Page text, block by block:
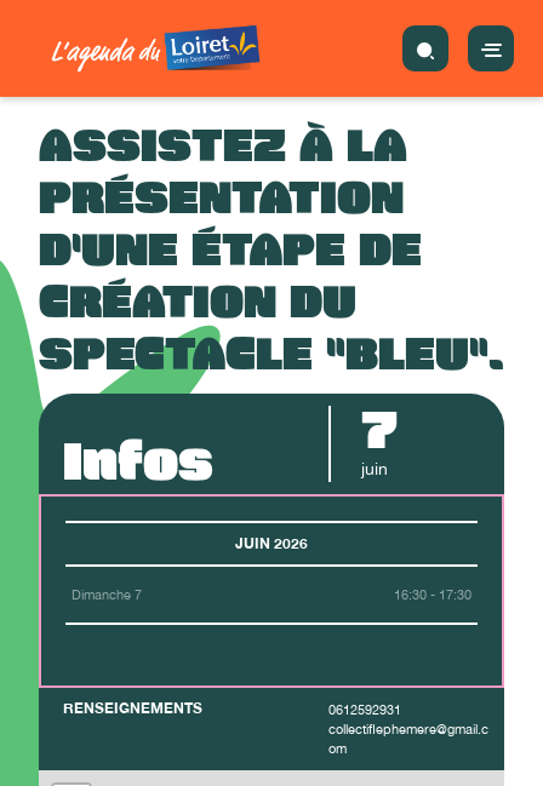
ASSISTEZ À LA
PRÉSENTATION
D'UNE ÉTAPE DE
CRÉATION DU
SPECTACLE "BLEU".
Infos 7
juin
JUIN 2026
Dimanche 7 16:30 - 17:30
RENSEIGNEMENTS
0612592931
collectiflephemere@gmail.c
om